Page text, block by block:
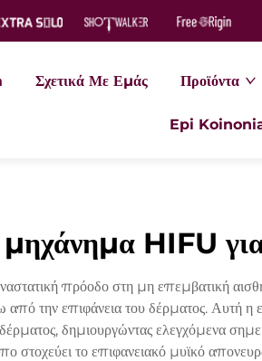
Σχετικά Με Εμάς Προϊόντα
Epi
μηχάνημα HIFU
πρόοδο στη μη επεμβατική
από την επιφάνεια του δέρματος. Αυτή
δημιουργώντας ελεγχόμενα
στοχεύει το επιφανειακό μυϊκό